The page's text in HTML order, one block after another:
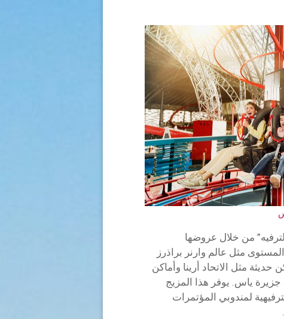
من خلال عروضها
مثل عالم وارنر براذرز
مثل الاتحاد أرينا وأماكن
ياس. يوفر هذا المزيج
لمندوبي المؤتمرات